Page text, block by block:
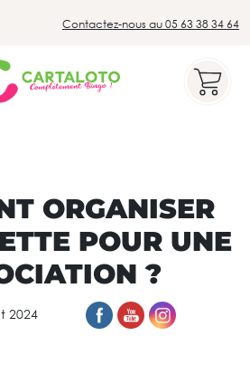
Contactez-nous au 05 63 38 34 64
ORGANISER
POUR UNE
?
2024